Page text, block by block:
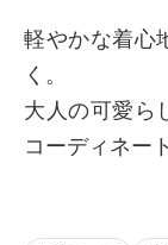
軽やかな着心
く。
大人の可愛ら
コーディネー